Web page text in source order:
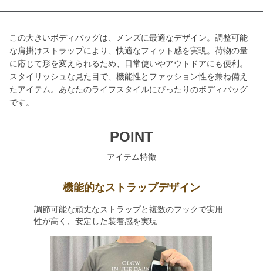
この大きいボディバッグは、メンズに最適なデザイン。調整可能
な肩掛けストラップにより、快適なフィット感を実現。荷物の量
に応じて形を変えられるため、日常使いやアウトドアにも便利。
スタイリッシュな見た目で、機能性とファッション性を兼ね備え
たアイテム。あなたのライフスタイルにぴったりのボディバッグ
です。
POINT
アイテム特徴
機能的なストラップデザイン
調節可能な頑丈なストラップと複数のフックで実用
性が高く、安定した装着感を実現